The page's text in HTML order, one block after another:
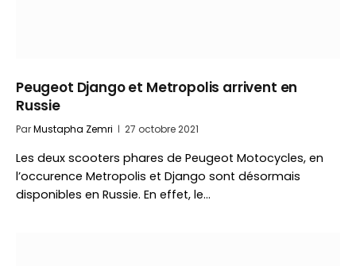
Peugeot Django et Metropolis arrivent en
Russie
ParMustapha Zemri 27 octobre 2021
Les deux scooters phares de Peugeot Motocycles, en
l’occurence Metropolis et Django sont désormais
disponibles en Russie. En effet, le…